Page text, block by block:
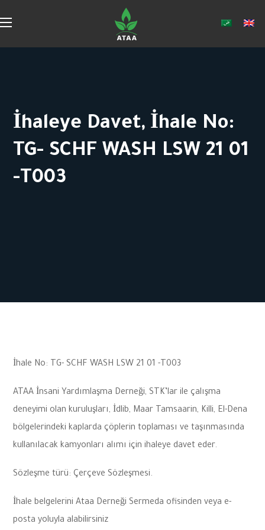
İhaleye Davet, İhale No:
TG- SCHF WASH LSW 21 01
-T003
İhale No: TG- SCHF WASH LSW 21 01 -T003
ATAA İnsani Yardımlaşma Derneği, STK’lar ile çalışma
deneyimi olan kuruluşları, İdlib, Maar Tamsaarin, Killi, El-Dena
bölgelerindeki kaplarda çöplerin toplaması ve taşınmasında
kullanılacak kamyonları alımı için ihaleye davet eder.
Sözleşme türü: Çerçeve Sözleşmesi.
İhale belgelerini Ataa Derneği Sermeda ofisinden veya e-
posta yoluyla alabilirsiniz